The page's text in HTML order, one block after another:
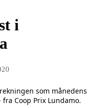
i
som månedens
Coop Prix Lundamo.